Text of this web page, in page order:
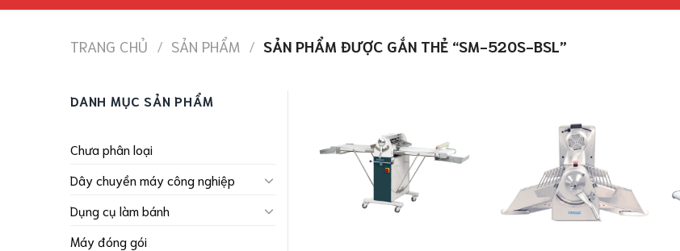
TRANG CHỦ / SẢN PHẨM / SẢN PHẨM ĐƯỢC GẮN THẺ “SM-520S-BSL”
DANH MỤC SẢN PHẨM
Chưa phân loại
Dây chuyền máy công nghiệp
Dụng cụ làm bánh
Máy đóng gói